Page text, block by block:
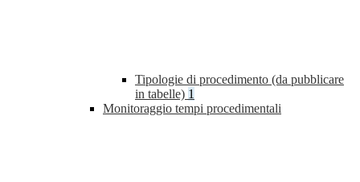
Tipologie di procedimento (da pubblicare
in tabelle) 1
Monitoraggio tempi procedimentali